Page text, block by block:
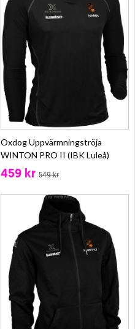
Oxdog Uppvärmningströja
WINTON PRO II (IBK Luleå)
459 kr 549 kr